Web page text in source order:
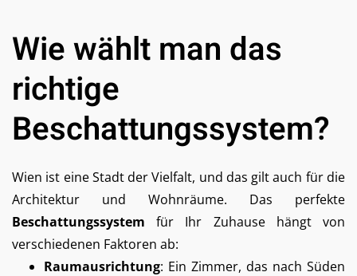
Wie wählt man das
richtige
Beschattungssystem?
Wien ist eine Stadt der Vielfalt, und das gilt auch für die
Architektur und Wohnräume. Das perfekte
Beschattungssystem für Ihr Zuhause hängt von
verschiedenen Faktoren ab:
Raumausrichtung: Ein Zimmer, das nach Süden